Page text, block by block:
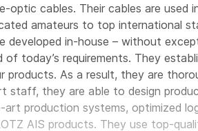
cables. Their cables are used
amateurs to top international
in-house – without
today’s requirements. They
As a result, they are
staff, they are able to design
production systems, optimized
AIS products. They use top-